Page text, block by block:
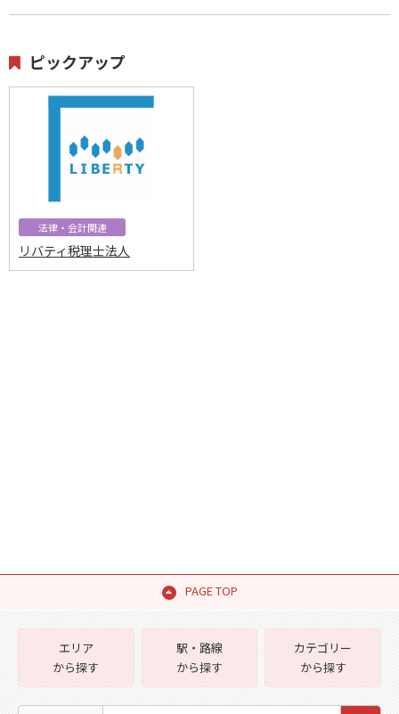
ピックアップ
法律・会計関連
リバティ税理士法人
PAGE TOP
エリア
から探す
駅・路線
から探す
カテゴリー
から探す